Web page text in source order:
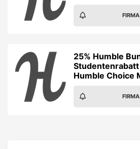
25% Humble
Humble Choice